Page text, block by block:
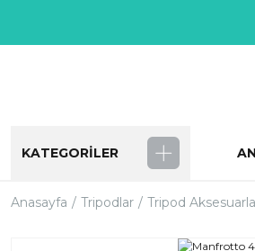
KATEGORİLER
Anasayfa Tripodlar Tripod